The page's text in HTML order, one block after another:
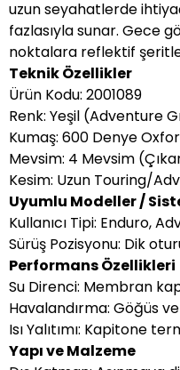
uzun seyahatlerde
fazlasıyla sunar. Gece
noktalara reflektif
Teknik Özellikler
Ürün Kodu: 2001089
Renk: Yeşil (Adventure
Kumaş: 600 Denye
Mevsim: 4 Mevsim
Kesim: Uzun Touring/
Uyumlu Modeller /
Kullanıcı Tipi: Enduro,
Sürüş Pozisyonu: Dik
Performans Özellikleri
Su Direnci: Membran
Havalandırma: Göğüs
Isı Yalıtımı: Kapitone
Yapı ve Malzeme